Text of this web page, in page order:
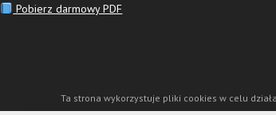
Pobierz darmowy PDF
Ta strona wykorzystuje pliki cookies w celu